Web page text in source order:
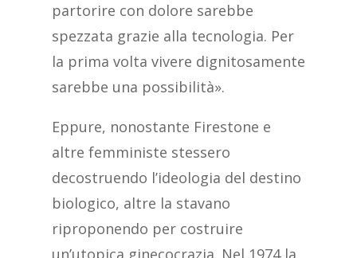
partorire con dolore sarebbe
spezzata grazie alla tecnologia. Per
la prima volta vivere dignitosamente
sarebbe una possibilità».
Eppure, nonostante Firestone e
altre femministe stessero
decostruendo l’ideologia del destino
biologico, altre la stavano
riproponendo per costruire
un’utopica ginecocrazia. Nel 1974 la